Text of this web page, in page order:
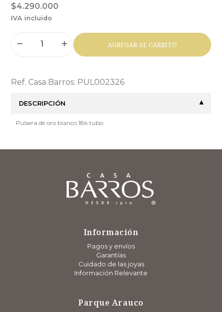
$4.290.000
IVA incluido
AGREGAR AL CARRITO
Ref. Casa Barros: PUL002326
DESCRIPCIÓN
Pulsera de oro blanco 18k tubo.
Información
Pagos y envíos
Garantías
Cuidado de las joyas
Información Relevante
Parque Arauco